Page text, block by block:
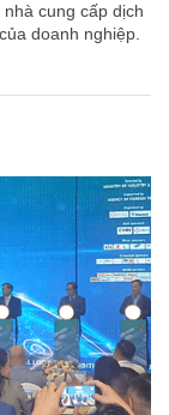
cung cấp dịch
doanh nghiệp.